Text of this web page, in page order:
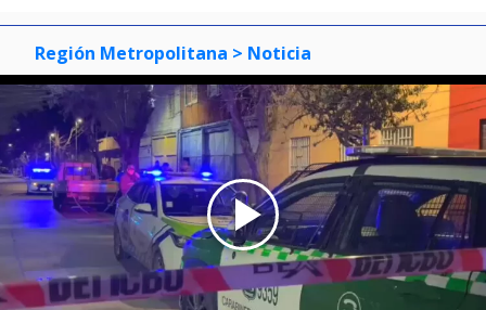
Región Metropolitana > Noticia